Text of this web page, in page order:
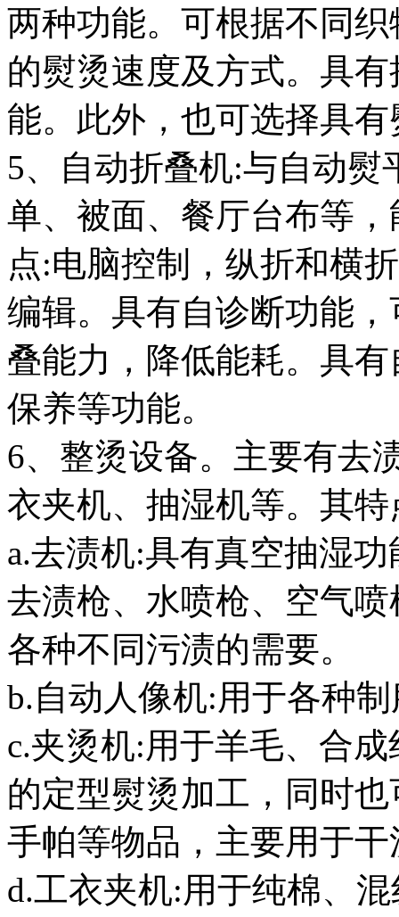
两种功能。可根据不同
的熨烫速度及方式。具
能。此外，也可选择具
5、自动折叠机:与自动
单、被面、餐厅台布等
点:电脑控制，纵折和横
编辑。具有自诊断功能
叠能力，降低能耗。具
保养等功能。
6、整烫设备。主要有去
衣夹机、抽湿机等。其特
a.去渍机:具有真空抽湿
去渍枪、水喷枪、空气
各种不同污渍的需要。
b.自动人像机:用于各种
c.夹烫机:用于羊毛、合
的定型熨烫加工，同时
手帕等物品，主要用于
d.工衣夹机:用于纯棉、